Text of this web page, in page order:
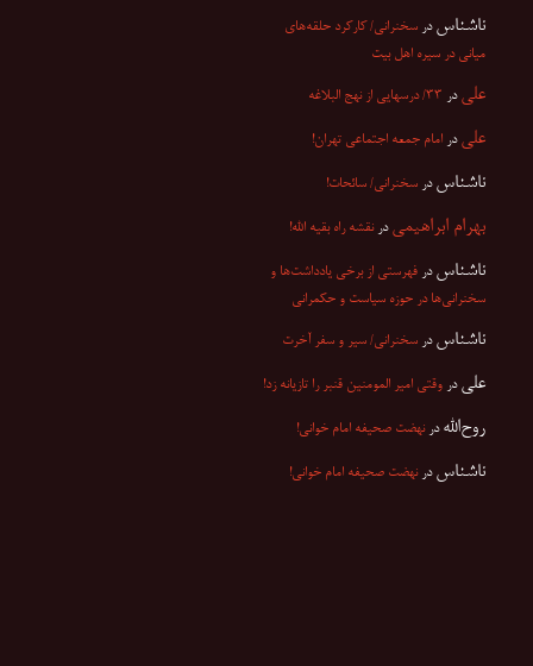
ناشناس در سخنرانی/ کارکرد حلقه‌های
میانی در سیره اهل بیت
علی در ۳۳/ درسهایی از نهج البلاغه
علی در امام جمعه اجتماعی تهران!
ناشناس در سخنرانی/ سائحات!
بهرام ابراهیمی درنقشه راه بقیه الله!
ناشناس در فهرستی از برخی یادداشت‌ها و
سخنرانی‌ها در حوزه سیاست و حکمرانی
ناشناس در سخنرانی/ سیر و سفر آخرت
علی در وقتی امیر المومنین قنبر را تازیانه زد!
روح‌الله درنهضت صحیفه امام خوانی!
ناشناس درنهضت صحیفه امام خوانی!